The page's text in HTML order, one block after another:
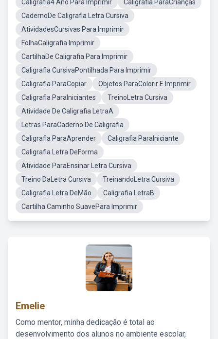
Caligrafia4 Ano Para Imprimir
Caligrafia ParaCrianças
CadernoDe Caligrafia Letra Cursiva
AtividadesCursivas Para Imprimir
FolhaCaligrafia Imprimir
CartilhaDe Caligrafia Para Imprimir
Caligrafia CursivaPontilhada Para Imprimir
Caligrafia ParaCopiar
Objetos ParaColorir E Imprimir
Caligrafia ParaIniciantes
TreinoLetra Cursiva
Atividade De Caligrafia LetraA
Letras ParaCaderno De Caligrafia
Caligrafia ParaAprender
Caligrafia ParaIniciante
Caligrafia Letra DeForma
Atividade ParaEnsinar Letra Cursiva
Treino DaLetra Cursiva
TreinandoLetra Cursiva
Caligrafia Letra DeMão
Caligrafia LetraB
Cartilha Caminho SuavePara Imprimir
Emelie
Como mentor, minha dedicação é total ao
desenvolvimento dos alunos no ambiente escolar,